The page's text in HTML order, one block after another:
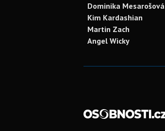
Dominika Mesarošová
Kim Kardashian
Martin Zach
Angel Wicky